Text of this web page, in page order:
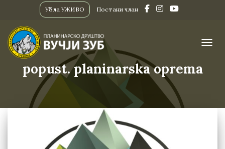
Убла УЖИВО Постани члан
popust. planinarska oprema